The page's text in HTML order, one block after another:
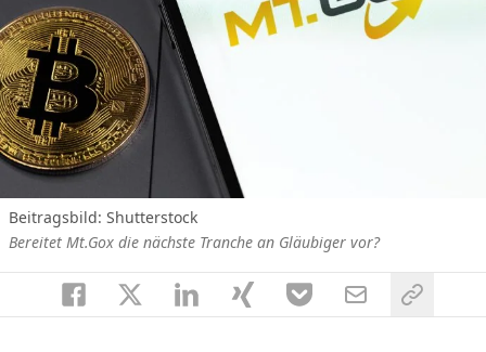
Beitragsbild: Shutterstock
Bereitet Mt.Gox die nächste Tranche an Gläubiger vor?